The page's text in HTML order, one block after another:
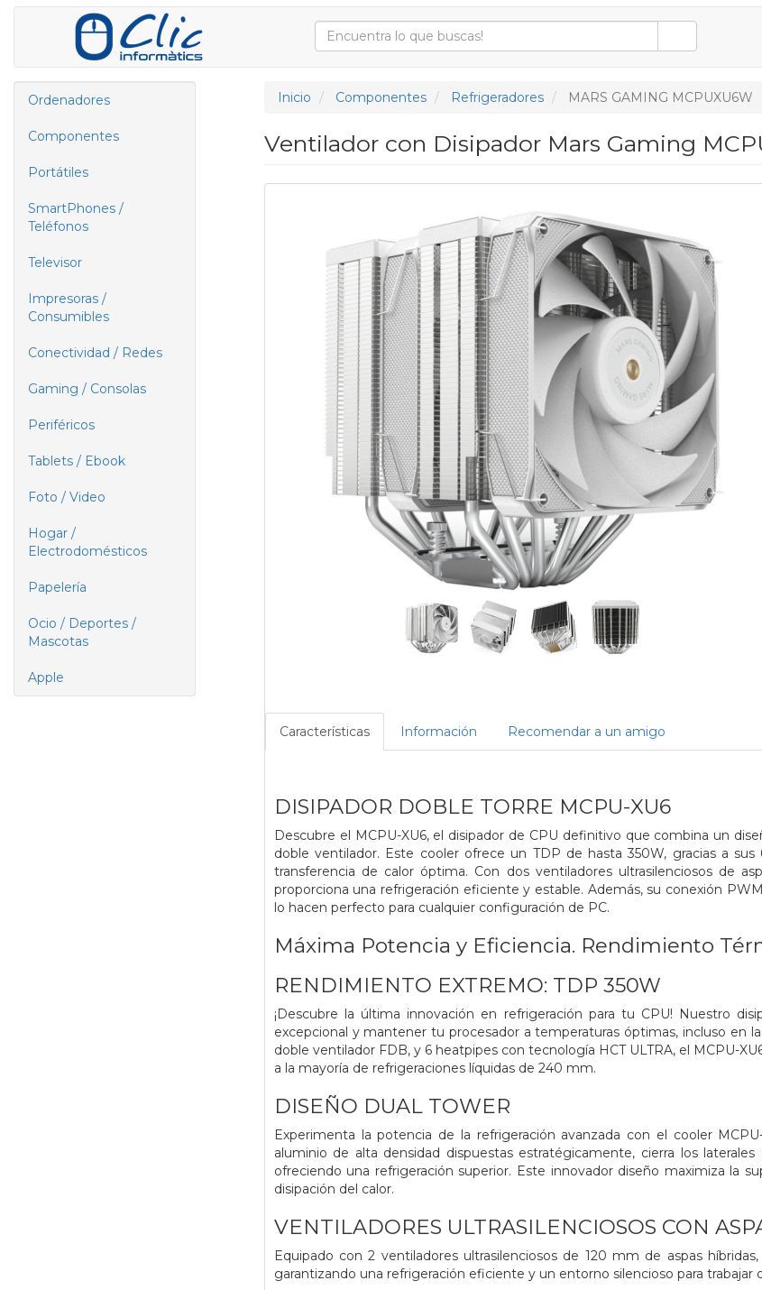
Ordenadores
Componentes
Portátiles
SmartPhones /
Teléfonos
Televisor
Impresoras /
Consumibles
Conectividad / Redes
Gaming / Consolas
Periféricos
Tablets / Ebook
Foto / Video
Hogar /
Electrodomésticos
Papelería
Ocio / Deportes /
Mascotas
Apple
Inicio Componentes Refrigeradores MARS GAMING MCPUXU6W
Ventilador con Disipador Mars Gaming
Características Información Recomendar a un amigo
DISIPADOR DOBLE TORRE MCPU-XU6
Descubre el MCPU-XU6, el disipador de CPU definitivo que combina un
doble ventilador. Este cooler ofrece un TDP de hasta 350W, gracias a
transferencia de calor óptima. Con dos ventiladores ultrasilenciosos de
proporciona una refrigeración eficiente y estable. Además, su conexión
lo hacen perfecto para cualquier configuración de PC.
Máxima Potencia y Eficiencia. Rendimiento
RENDIMIENTO EXTREMO: TDP 350W
¡Descubre la última innovación en refrigeración para tu CPU! Nuestro
excepcional y mantener tu procesador a temperaturas óptimas, incluso en
doble ventilador FDB, y 6 heatpipes con tecnología HCT ULTRA, el MCPU-
a la mayoría de refrigeraciones líquidas de 240 mm.
DISEÑO DUAL TOWER
Experimenta la potencia de la refrigeración avanzada con el cooler
aluminio de alta densidad dispuestas estratégicamente, cierra los
ofreciendo una refrigeración superior. Este innovador diseño maximiza la
disipación del calor.
VENTILADORES ULTRASILENCIOSOS CON
Equipado con 2 ventiladores ultrasilenciosos de 120 mm de aspas
garantizando una refrigeración eficiente y un entorno silencioso para trabajar